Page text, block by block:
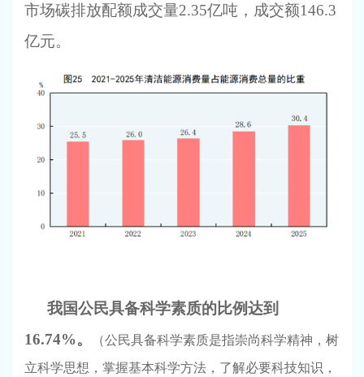
市场碳排放配额成交量2.35亿吨，成交额146.3
亿元。
我国公民具备科学素质的比例达到
16.74%。
（公民具备科学素质是指崇尚科学精神，树
立科学思想，掌握基本科学方法，了解必要科技知识，